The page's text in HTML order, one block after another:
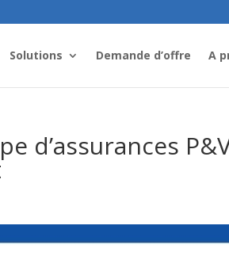
Solutions Demande d’offre A
d’assurances